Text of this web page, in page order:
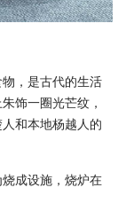
，是古代的生活
饰一圈光芒纹，
和本地杨越人的
成设施，烧炉在